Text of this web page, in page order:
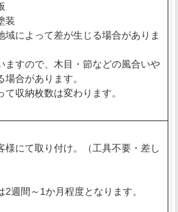
装
によって差が生じる場合がありま
すので、木目・節などの風合いや
合があります。
収納枚数は変わります。
にて取り付け。（工具不要・差し
週間～1か月程度となります。